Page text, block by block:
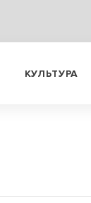
КУЛЬТУРА